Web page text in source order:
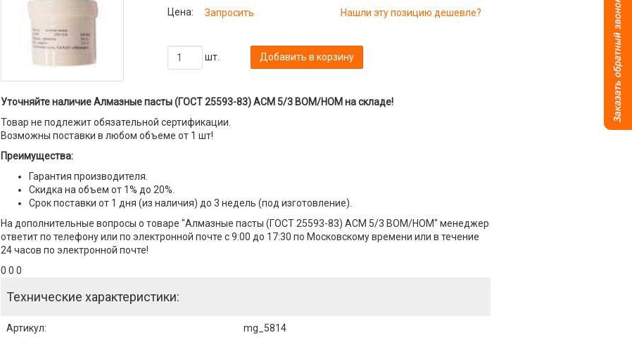
Цена: Запросить Нашли эту позицию дешевле?
шт. Добавить в корзину
Уточняйте наличие Алмазные пасты (ГОСТ 25593-83) АСМ 5/3 ВОМ/НОМ на складе!
Товар не подлежит обязательной сертификации.
Возможны поставки в любом объеме от 1 шт!
Преимущества:
Гарантия производителя.
Скидка на объем от 1% до 20%.
Срок поставки от 1 дня (из наличия) до 3 недель (под изготовление).
На дополнительные вопросы о товаре "Алмазные пасты (ГОСТ 25593-83) АСМ 5/3 ВОМ/НОМ" менеджер
ответит по телефону или по электронной почте с 9:00 до 17:30 по Московскому времени или в течение
24 часов по электронной почте!
0 0 0
Технические характеристики:
Артикул: mg_5814